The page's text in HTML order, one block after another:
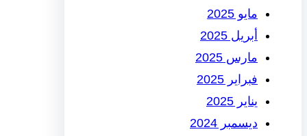
مايو 2025
أبريل 2025
مارس 2025
فبراير 2025
يناير 2025
ديسمبر 2024